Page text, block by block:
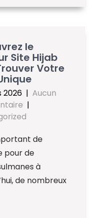
le
Site Hijab
Votre
2026 | Aucun
|
de
pour de
à
de nombreux